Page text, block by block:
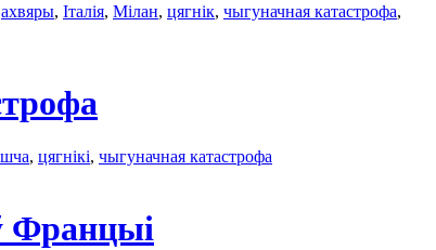
ахвяры, Італiя, Мілан, цягнік, чыгуначная катастрофa,
, цягнікі, чыгуначная катастрофa
Францыі